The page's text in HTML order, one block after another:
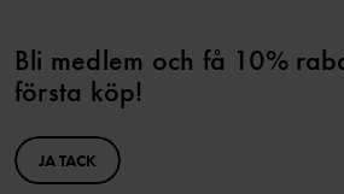
Bli medlem och få 10%
första köp!
JA TACK